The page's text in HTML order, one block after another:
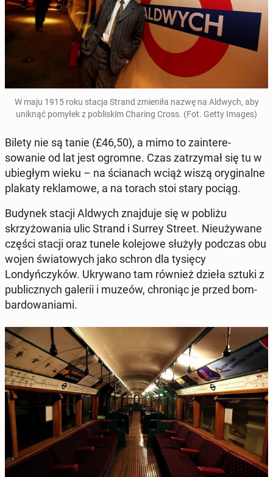
W maju 1915 roku stacja Strand zmieniła nazwę na Aldwych, aby
uniknąć pomyłek z pob­liskim Charing Cross. (Fot. Getty Images)
Bilety nie są tanie (£46,50), a mimo to zain­tere­
sowanie od lat jest ogromne. Czas za­trzy­mał się tu w
ubiegłym wieku – na ścianach wciąż wiszą ory­gi­nalne
plakaty reklam­owe, a na torach stoi stary pociąg.
Budynek stacji Aldwych zna­j­du­je się w pobliżu
skrzyżowa­nia ulic Strand i Surrey Street. Nieuży­wane
części stacji oraz tunele kole­jowe służyły podczas obu
wojen świa­towych jako schron dla tysięcy
Londyńczyków. Ukry­wano tam również dzieła sztuki z
pub­licznych galerii i muzeów, chroniąc je przed bom­
bar­dowa­ni­a­mi.